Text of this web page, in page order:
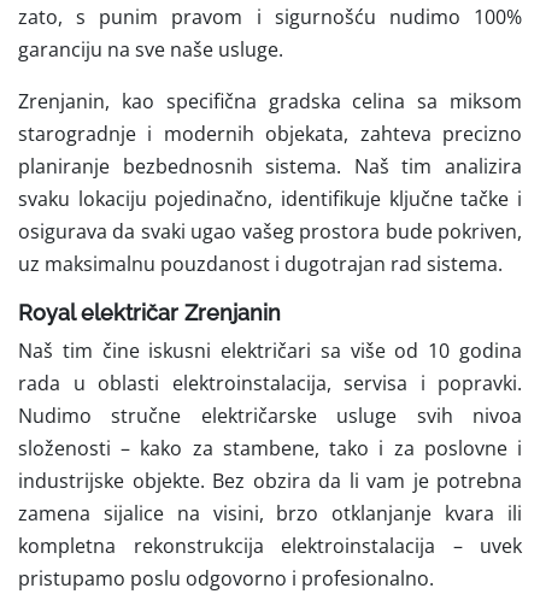
zato, s punim pravom i sigurnošću nudimo 100%
garanciju na sve naše usluge.
Zrenjanin, kao specifična gradska celina sa miksom
starogradnje i modernih objekata, zahteva precizno
planiranje bezbednosnih sistema. Naš tim analizira
svaku lokaciju pojedinačno, identifikuje ključne tačke i
osigurava da svaki ugao vašeg prostora bude pokriven,
uz maksimalnu pouzdanost i dugotrajan rad sistema.
Royal električar Zrenjanin
Naš tim čine iskusni električari sa više od 10 godina
rada u oblasti elektroinstalacija, servisa i popravki.
Nudimo stručne električarske usluge svih nivoa
složenosti – kako za stambene, tako i za poslovne i
industrijske objekte. Bez obzira da li vam je potrebna
zamena sijalice na visini, brzo otklanjanje kvara ili
kompletna rekonstrukcija elektroinstalacija – uvek
pristupamo poslu odgovorno i profesionalno.